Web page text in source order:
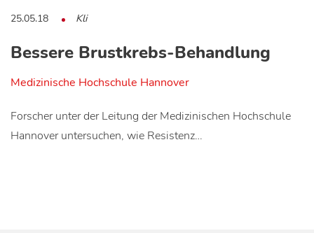
25.05.18 Kli
Bessere Brustkrebs-Behandlung
Medizinische Hochschule Hannover
Forscher unter der Leitung der Medizinischen Hochschule
Hannover untersuchen, wie Resistenz…